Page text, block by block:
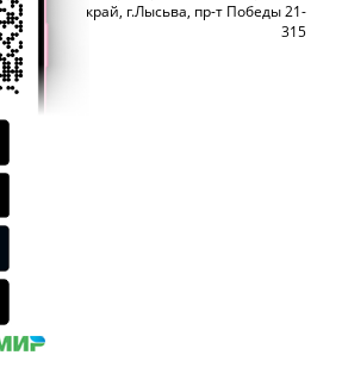
край, г.Лысьва, пр-т Победы 21-
315